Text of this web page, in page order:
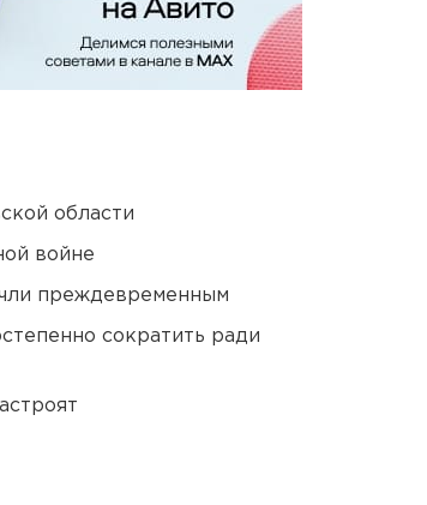
области
войне
преждевременным
сократить ради